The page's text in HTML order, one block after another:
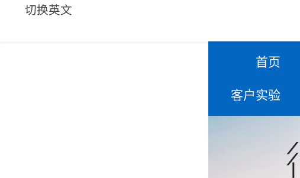
切换英文
首页
客户实验